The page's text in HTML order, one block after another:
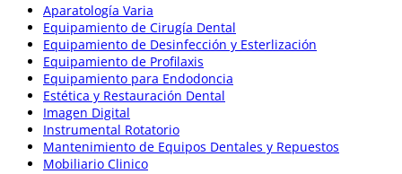
Aparatología Varia
Equipamiento de Cirugía Dental
Equipamiento de Desinfección y Esterlización
Equipamiento de Profilaxis
Equipamiento para Endodoncia
Estética y Restauración Dental
Imagen Digital
Instrumental Rotatorio
Mantenimiento de Equipos Dentales y Repuestos
Mobiliario Clinico